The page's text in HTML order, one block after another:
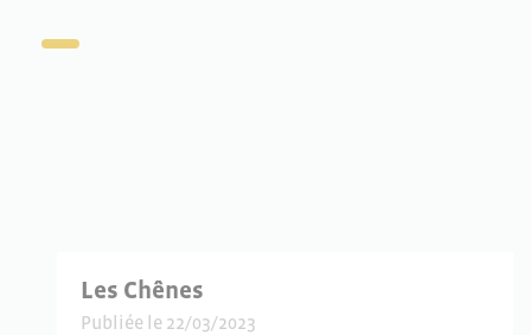
Les Chênes
Publiée le 22/03/2023